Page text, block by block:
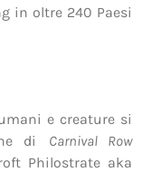
in oltre 240 Paesi
e creature si
di Carnival Row
Philostrate aka